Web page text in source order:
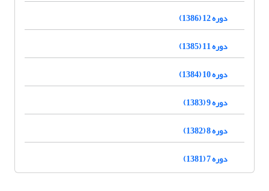
دوره 12 (1386)
دوره 11 (1385)
دوره 10 (1384)
دوره 9 (1383)
دوره 8 (1382)
دوره 7 (1381)